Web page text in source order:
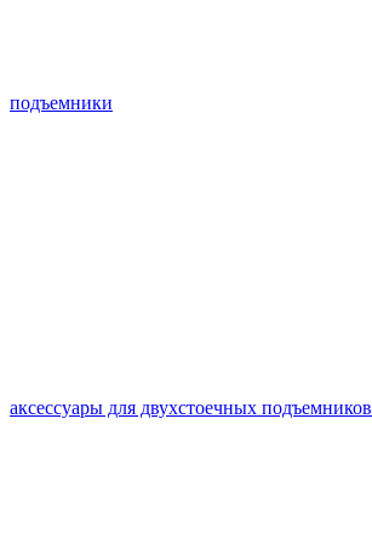
подъемники
аксессуары для двухстоечных подъемников